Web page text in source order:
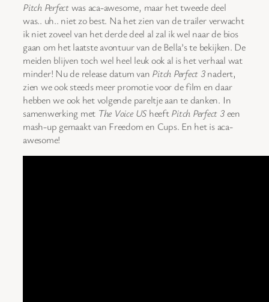
Pitch Perfectwas aca-awesome, maar het tweede deel
was.. uh.. niet zo best. Na het zien van de trailer verwacht
ik niet zoveel van het derde deel al zal ik wel naar de bios
gaan om het laatste avontuur van de Bella’s te bekijken. De
meiden blijven toch wel heel leuk ook al is het verhaal wat
minder! Nu de release datum van Pitch Perfect 3nadert,
zien we ook steeds meer promotie voor de film en daar
hebben we ook het volgende pareltje aan te danken. In
samenwerking met The Voice USheeftPitch Perfect 3een
mash-up gemaakt van Freedom en Cups. En het is aca-
awesome!